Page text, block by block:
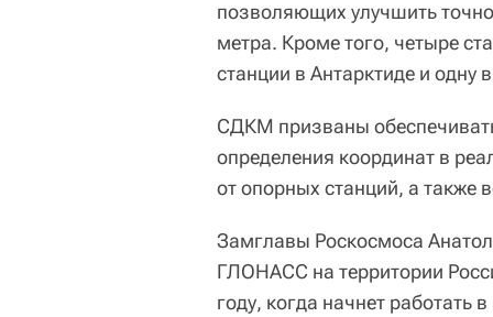
позволяющих улучшить
метра. Кроме того, четыре
станции в Антарктиде и одну
СДКМ призваны
определения координат в
от опорных станций, а также
Замглавы Роскосмоса
ГЛОНАСС на территории
году, когда начнет работать